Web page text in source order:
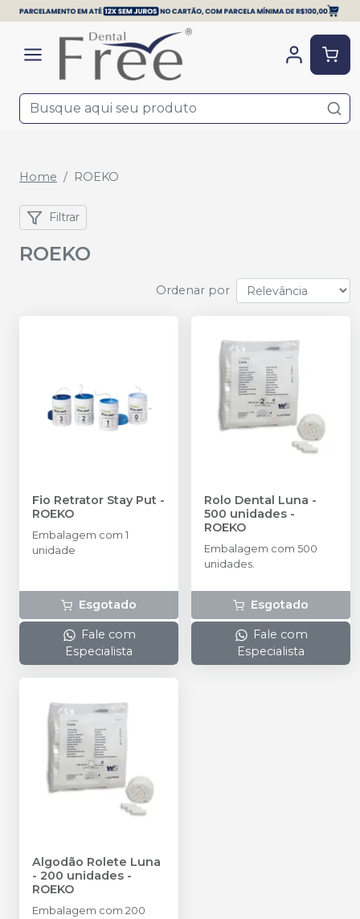
Home ROEKO
Filtrar
ROEKO
Ordenar por
Fio Retrator Stay Put -
ROEKO
Embalagem com 1
unidade
Esgotado
Fale com
Especialista
Rolo Dental Luna -
500 unidades -
ROEKO
Embalagem com 500
unidades.
Esgotado
Fale com
Especialista
Algodão Rolete Luna
- 200 unidades -
ROEKO
Embalagem com 200